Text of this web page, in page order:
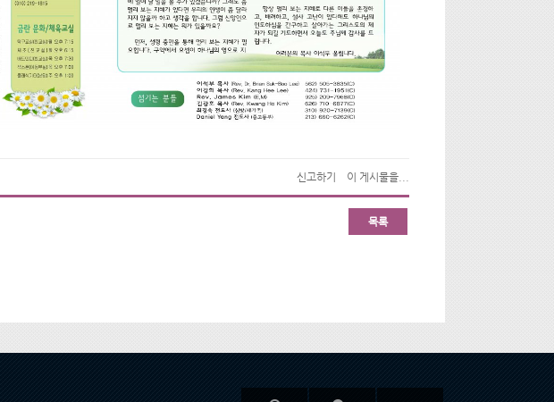
신고하기 이 게시물을...
목록